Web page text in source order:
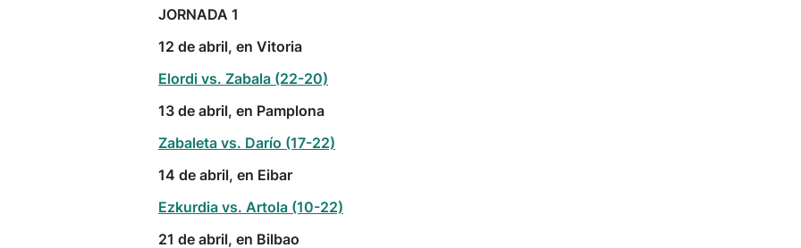
JORNADA 1
12 de abril, en Vitoria
Elordi vs. Zabala (22-20)
13 de abril, en Pamplona
Zabaleta vs. Darío (17-22)
14 de abril, en Eibar
Ezkurdia vs. Artola (10-22)
21 de abril, en Bilbao